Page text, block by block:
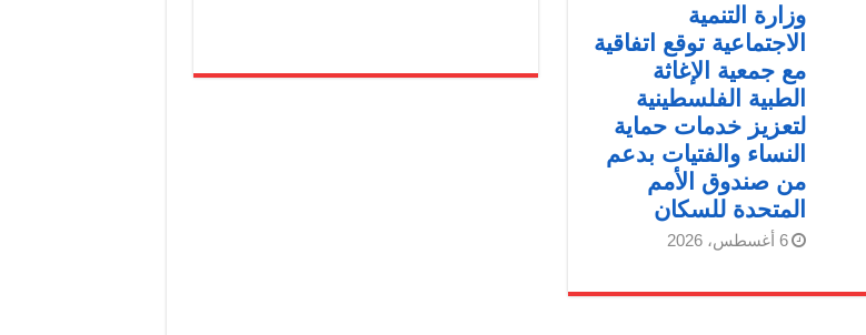
وزارة التنمية
الاجتماعية توقع اتفاقية
مع جمعية الإغاثة
الطبية الفلسطينية
لتعزيز خدمات حماية
النساء والفتيات بدعم
من صندوق الأمم
المتحدة للسكان
6 أغسطس، 2026